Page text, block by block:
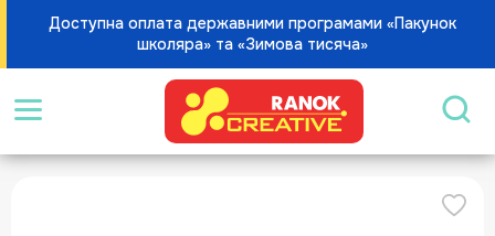
Доступна оплата державними програмами «Пакунок
школяра» та «Зимова тисяча»